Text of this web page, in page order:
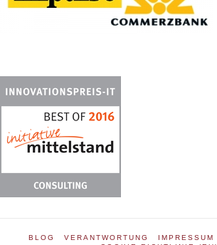
BLOG VERANTWORTUNG IMPRESSUM